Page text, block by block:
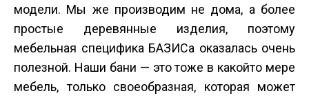
модели. Мы же производим не дома, а более
простые деревянные изделия, поэтому
мебельная специфика БАЗИСа оказалась очень
полезной. Наши бани — это тоже в какой­то мере
мебель, только своеобразная, которая может